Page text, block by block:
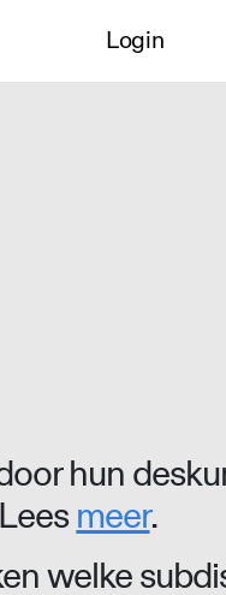
Login
hun
meer.
welke